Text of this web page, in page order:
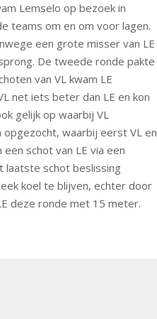
Lemselo op bezoek in
teams om en om voor lagen.
een grote misser van LE
De tweede ronde pakte
van VL kwam LE
net iets beter dan LE en kon
gelijk op waarbij VL
waarbij eerst VL en
schot van LE via een
laatste schot beslissing
koel te blijven, echter door
deze ronde met 15 meter.